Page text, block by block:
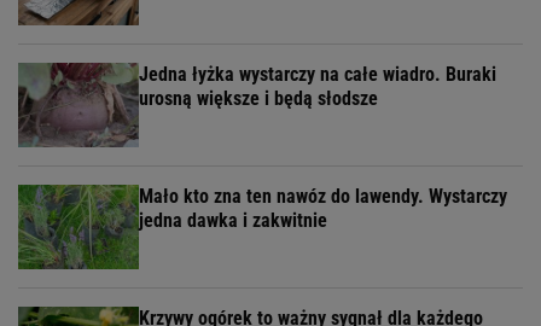
Jedna łyżka wystarczy na całe wiadro. Buraki
urosną większe i będą słodsze
Mało kto zna ten nawóz do lawendy. Wystarczy
jedna dawka i zakwitnie
Krzywy ogórek to ważny sygnał dla każdego